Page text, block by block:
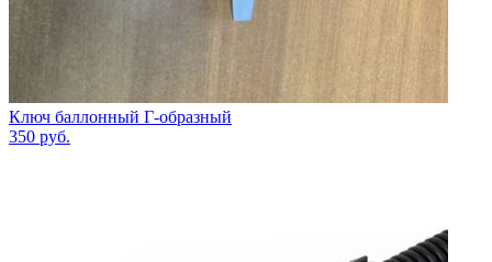
Ключ баллонный Г-образный
350 руб.